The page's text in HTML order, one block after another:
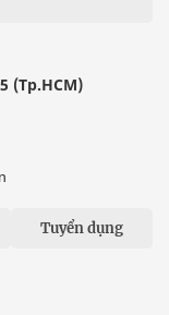
(Tp.HCM)
Tuyển dụng